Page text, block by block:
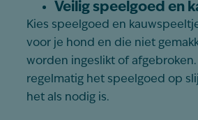
Veilig speelgoed en
Kies speelgoed en
voor je hond en die niet
worden ingeslikt of
regelmatig het speelgoed op
het als nodig is.